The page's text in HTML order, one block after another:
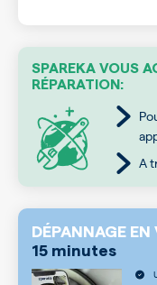
SPAREKA VOUS
RÉPARATION:
A
DÉPANNAGE EN
15 minutes